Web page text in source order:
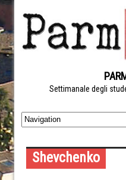
Settimanale degli
Shevchenko